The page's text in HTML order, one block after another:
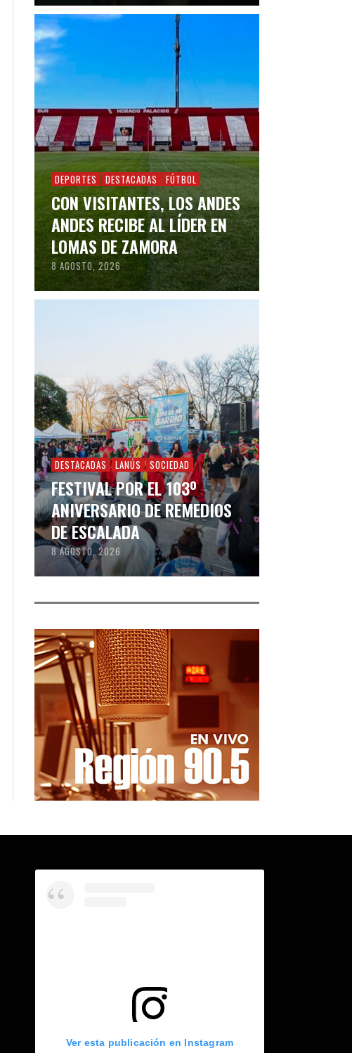
DEPORTES DESTACADAS FÚTBOL
CON VISITANTES, LOS ANDES
ANDES RECIBE AL LÍDER EN
LOMAS DE ZAMORA
8 AGOSTO, 2026
DESTACADAS LANÚS SOCIEDAD
FESTIVAL POR EL 103º
ANIVERSARIO DE REMEDIOS
DE ESCALADA
8 AGOSTO, 2026
Ver esta publicación en Instagram